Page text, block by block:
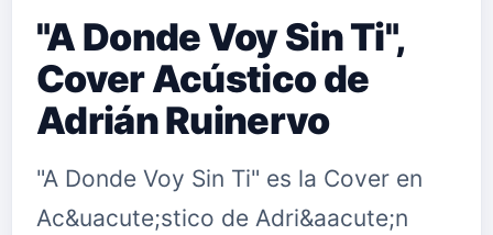
"A Donde Voy Sin Ti",
Cover Acústico de
Adrián Ruinervo
"A Donde Voy Sin Ti" es la Cover en
Ac&uacute;stico de Adri&aacute;n